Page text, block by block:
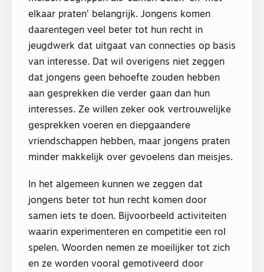
elkaar praten’ belangrijk. Jongens komen
daarentegen veel beter tot hun recht in
jeugdwerk dat uitgaat van connecties op basis
van interesse. Dat wil overigens niet zeggen
dat jongens geen behoefte zouden hebben
aan gesprekken die verder gaan dan hun
interesses. Ze willen zeker ook vertrouwelijke
gesprekken voeren en diepgaandere
vriendschappen hebben, maar jongens praten
minder makkelijk over gevoelens dan meisjes.
In het algemeen kunnen we zeggen dat
jongens beter tot hun recht komen door
samen iets te doen. Bijvoorbeeld activiteiten
waarin experimenteren en competitie een rol
spelen. Woorden nemen ze moeilijker tot zich
en ze worden vooral gemotiveerd door